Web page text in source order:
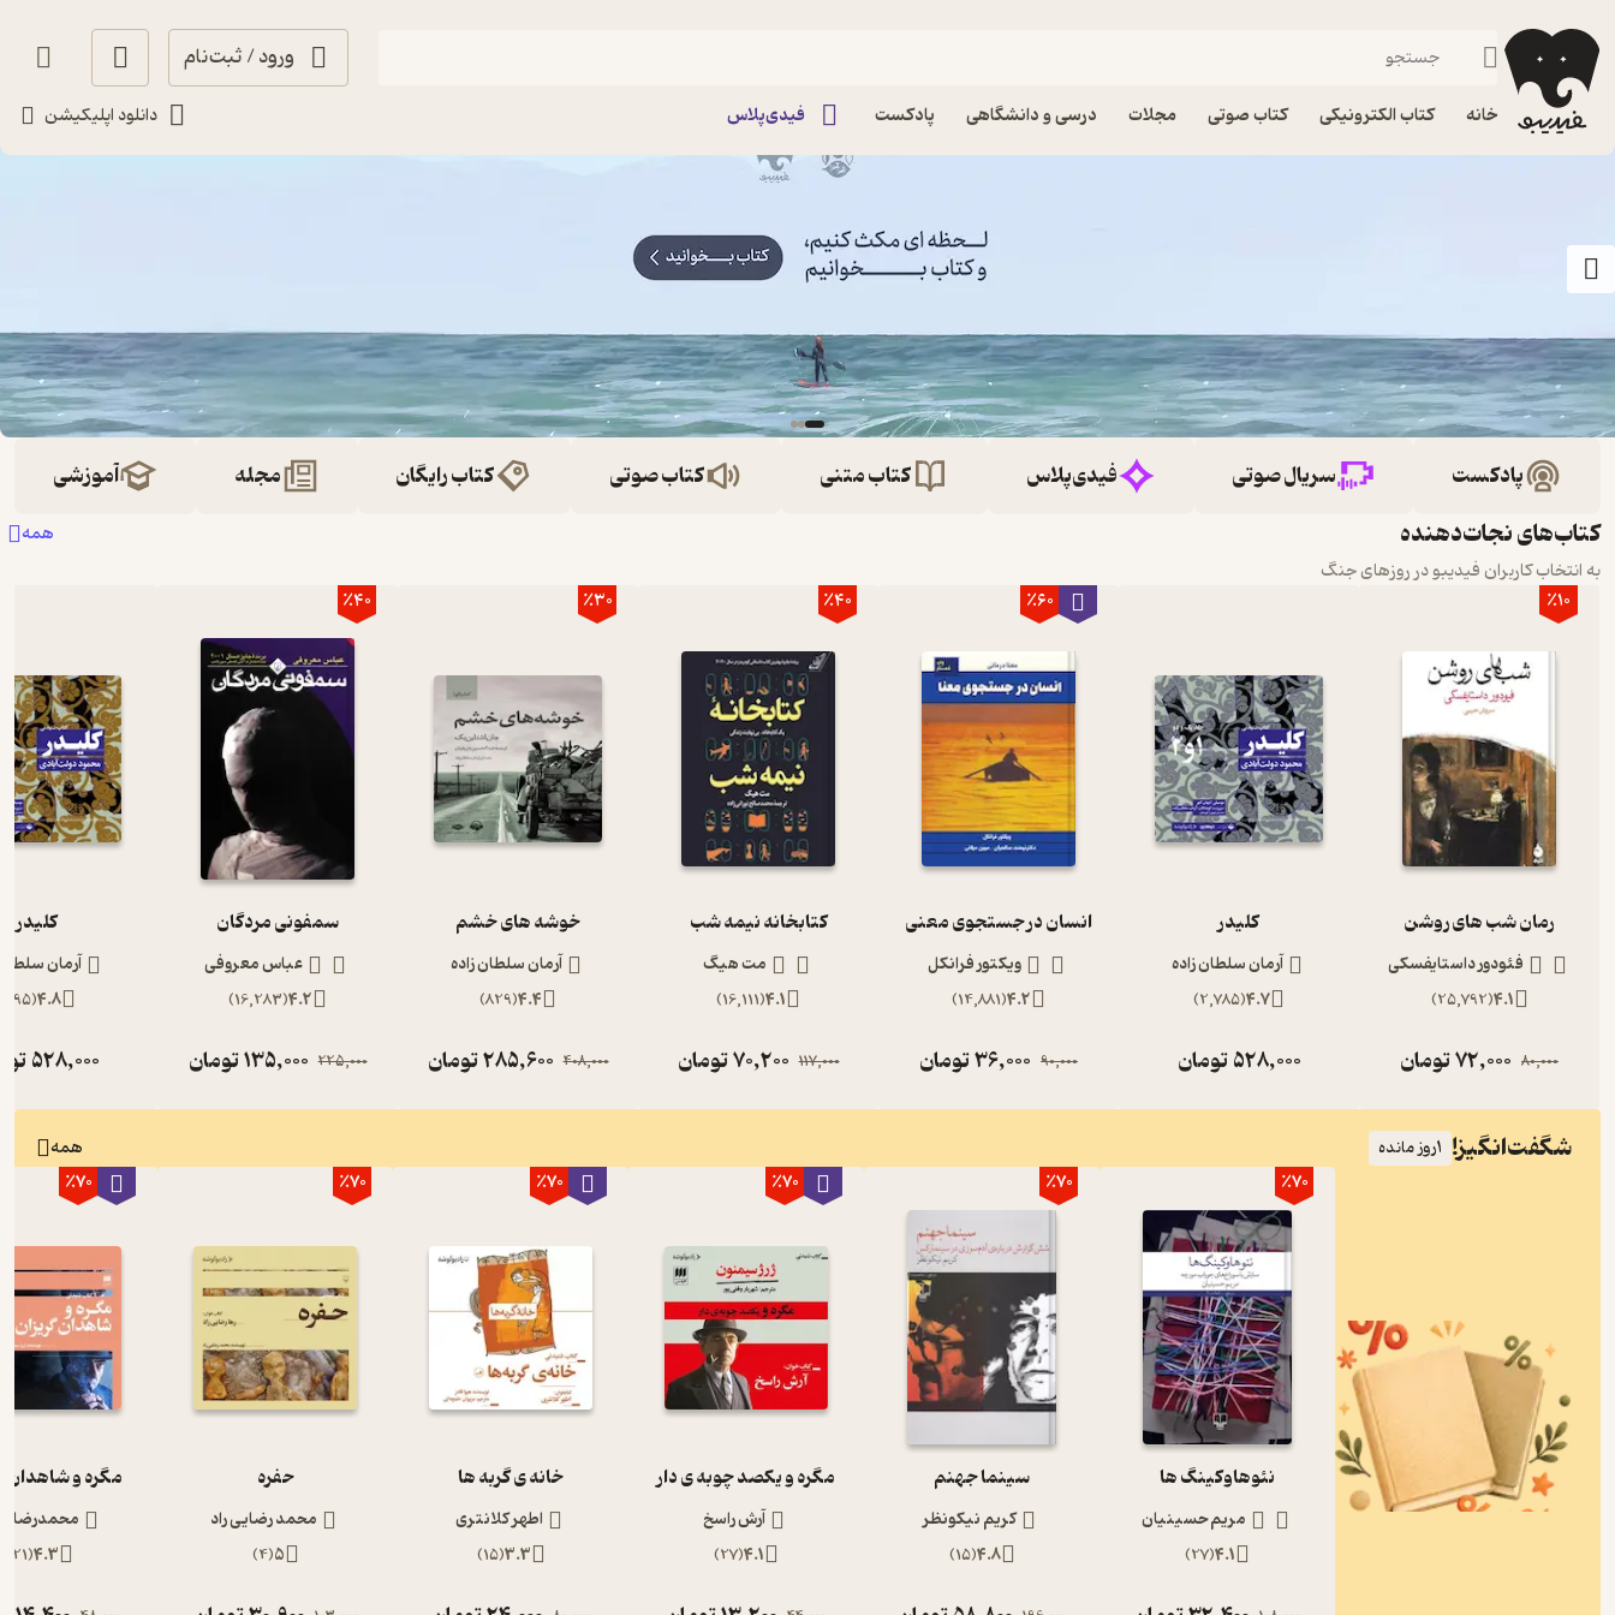
ورود / ثبت‌نام
خانه کتاب الکترونیکی کتاب صوتی مجلات درسی و دانشگاهی پادکست فیدی‌پلاس دانلود اپلیکیشن
پادکست سریال صوتی فیدی‌پلاس کتاب متنی کتاب صوتی کتاب رایگان مجله آموزشی
کتاب‌های نجات‌دهنده
همه
به انتخاب کاربران فیدیبو در روزهای جنگ
٪10
رمان شب های روشن
فئودور داستایفسکی
4.1
(
25,792
)
80,000
72,000تومان
کلیدر
آرمان سلطان زاده
4.7
(
2,785
)
528,000تومان
٪60
انسان در جستجوی معنی
ویکتور فرانکل
4.2
(
14,881
)
90,000
36,000تومان
٪40
کتابخانه نیمه شب
مت هیگ
4.1
(
16,111
)
117,000
70,200تومان
٪30
خوشه های خشم
آرمان سلطان زاده
4.4
(
829
)
408,000
285,600تومان
٪40
سمفونی مردگان
عباس معروفی
4.2
(
16,283
)
225,000
135,000تومان
کلیدر
آرمان
4.8
(
895
528,000
شگفت‌انگیز! 1روز مانده همه
٪70
نئوهاوکینگ ها
مریم حسینیان
4.1
(
27
)
٪70
سینما جهنم
کریم نیکونظر
4.8
(
15
)
٪70
مگره و یکصد چوبه ی دار
آرش راسخ
4.1
(
27
)
٪70
خانه ی گربه ها
اطهر کلانتری
3.3
(
15
)
٪70
حفره
محمد رضایی راد
5
(
4
)
٪70
مگره و شاهدان
محمدرضا
4.3
(
21